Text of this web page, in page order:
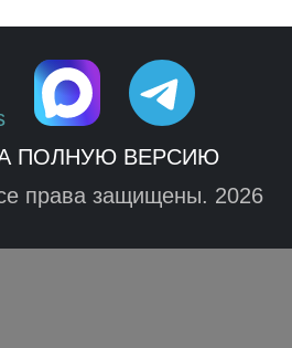
ПОЛНУЮ ВЕРСИЮ
права защищены. 2026